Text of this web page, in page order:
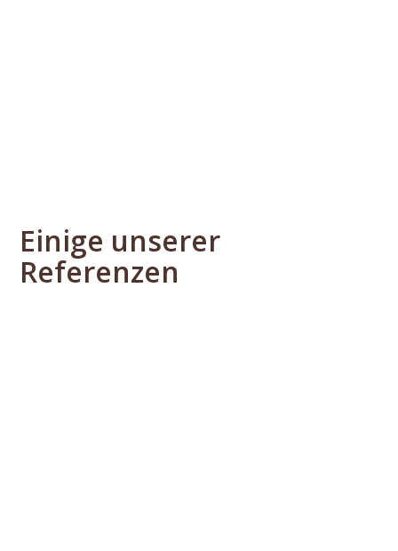
Einige unserer
Referenzen